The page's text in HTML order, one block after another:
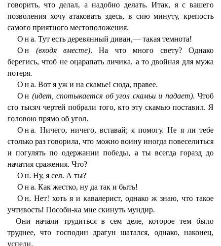
говорить, что делал, а надобно делать. Итак, я с вашего
позволения хочу атаковать здесь, в сию минуту, крепость
самого приятного местоположения.
Она. Тут есть деревянный диван,— такая темнота!
Он
(входя вместе). На что много свету? Однако
берегись, чтоб не оцарапать личика, а то двойная для мужа
потеря.
Она. Вот я уж и на скамье! сюда, правее.
Он (идет, спотыкается об угол скамьи и падает). Чтоб
сто тысяч чертей побрали того, кто эту скамью поставил. Я
головою прямо об угол.
Она. Ничего, ничего, вставай; я помогу. Не я ли тебе
столько раз говорила, что можно воину иногда повеселиться
и погулять по одержании победы, а ты всегда горазд до
начатия сражения. Что?
Он. Ну, я сел. А ты?
Она. Как жестко, ну да так и быть!
Он. Нет! хоть я и кавалерист, однако ж знаю, что такое
учтивость! Пособи-ка мне скинуть мундир.
Они начали трудиться в сем деле, которое тем было
труднее, что господин драгун шатался, однако, наконец,
успели,